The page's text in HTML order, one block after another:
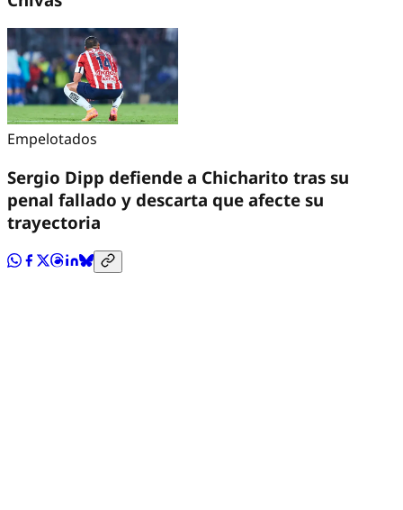
Empelotados
Sergio Dipp defiende a Chicharito tras su
penal fallado y descarta que afecte su
trayectoria